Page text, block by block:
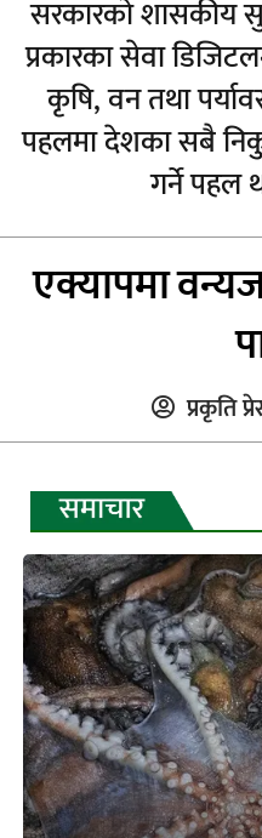
सरकारको शासकीय
प्रकारका सेवा
कृषि, वन तथा
पहलमा देशका सबै
गर्ने पहल
एक्यापमा
प्रकृति